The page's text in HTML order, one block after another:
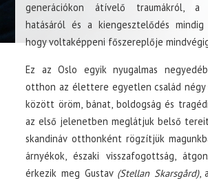
generációkon átívelő traumákról, a
hatásáról és a kiengesztelődés
hogy voltaképpeni főszereplője
Ez az Oslo egyik nyugalmas
otthon az élettere egyetlen család négy
között öröm, bánat, boldogság és
az első jelenetben meglátjuk belső
skandináv otthonként rögzítjük
árnyékok, északi visszafogottság,
érkezik meg Gustav (Stellan Skarsgård),